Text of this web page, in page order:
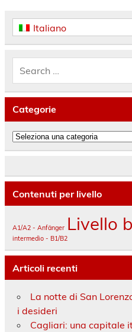
Italiano
Categorie
Categorie
Contenuti per livello
A1/A2 - Anfänger Livello
intermedio - B1/B2
Articoli recenti
La notte di San
i desideri
Cagliari: una capitale